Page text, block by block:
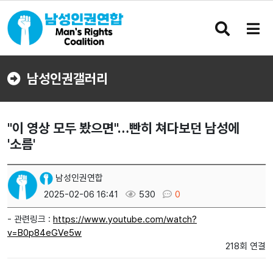
검
버
메
버
남성인권갤러리
"이 영상 모두 봤으면"…빤히 쳐다보던 남성에
'소름'
남성인권연합
2025-02-06 16:41
530 0
- 관련링크 : https://www.youtube.com/watch?
v=B0p84eGVe5w
218회 연결